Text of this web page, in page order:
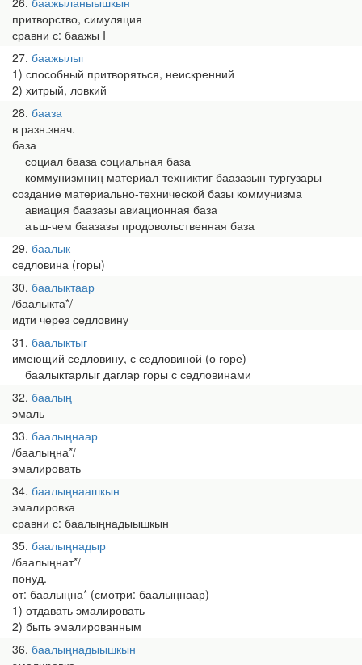
притворство, симуляция
сравни с: баажы I
27 баажылыг
1) способный притворяться, неискренний
2) хитрый, ловкий
28 бааза
в разн.знач.
база
социал бааза социальная база
коммунизмниң материал-техниктиг баазазын тургузары
создание материально-технической базы коммунизма
авиация баазазы авиационная база
аъш-чем баазазы продовольственная база
29 баалык
седловина (горы)
30 баалыктаар
/баалыкта*/
идти через седловину
31 баалыктыг
имеющий седловину, с седловиной (о горе)
баалыктарлыг даглар горы с седловинами
32 баалың
эмаль
33 баалыңнаар
/баалыңна*/
эмалировать
34 баалыңнаашкын
эмалировка
сравни с: баалыңнадыышкын
35 баалыңнадыр
/баалыңнат*/
понуд.
от: баалыңна* (смотри: баалыңнаар)
1) отдавать эмалировать
2) быть эмалированным
36 баалыңнадыышкын